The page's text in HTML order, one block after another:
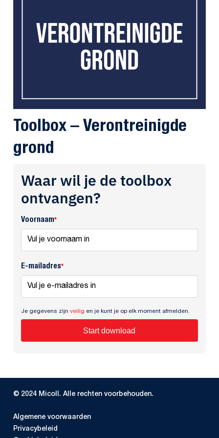
Toolbox – Verontreinigde
grond
Waar wil je de toolbox
ontvangen?
Voornaam*
E-mailadres*
Je gegevens zijn veilig en je kunt je op elk moment afmelden.
Start download
© 2024 Micoll. Alle rechten voorbehouden.
Algemene voorwaarden
Privacybeleid